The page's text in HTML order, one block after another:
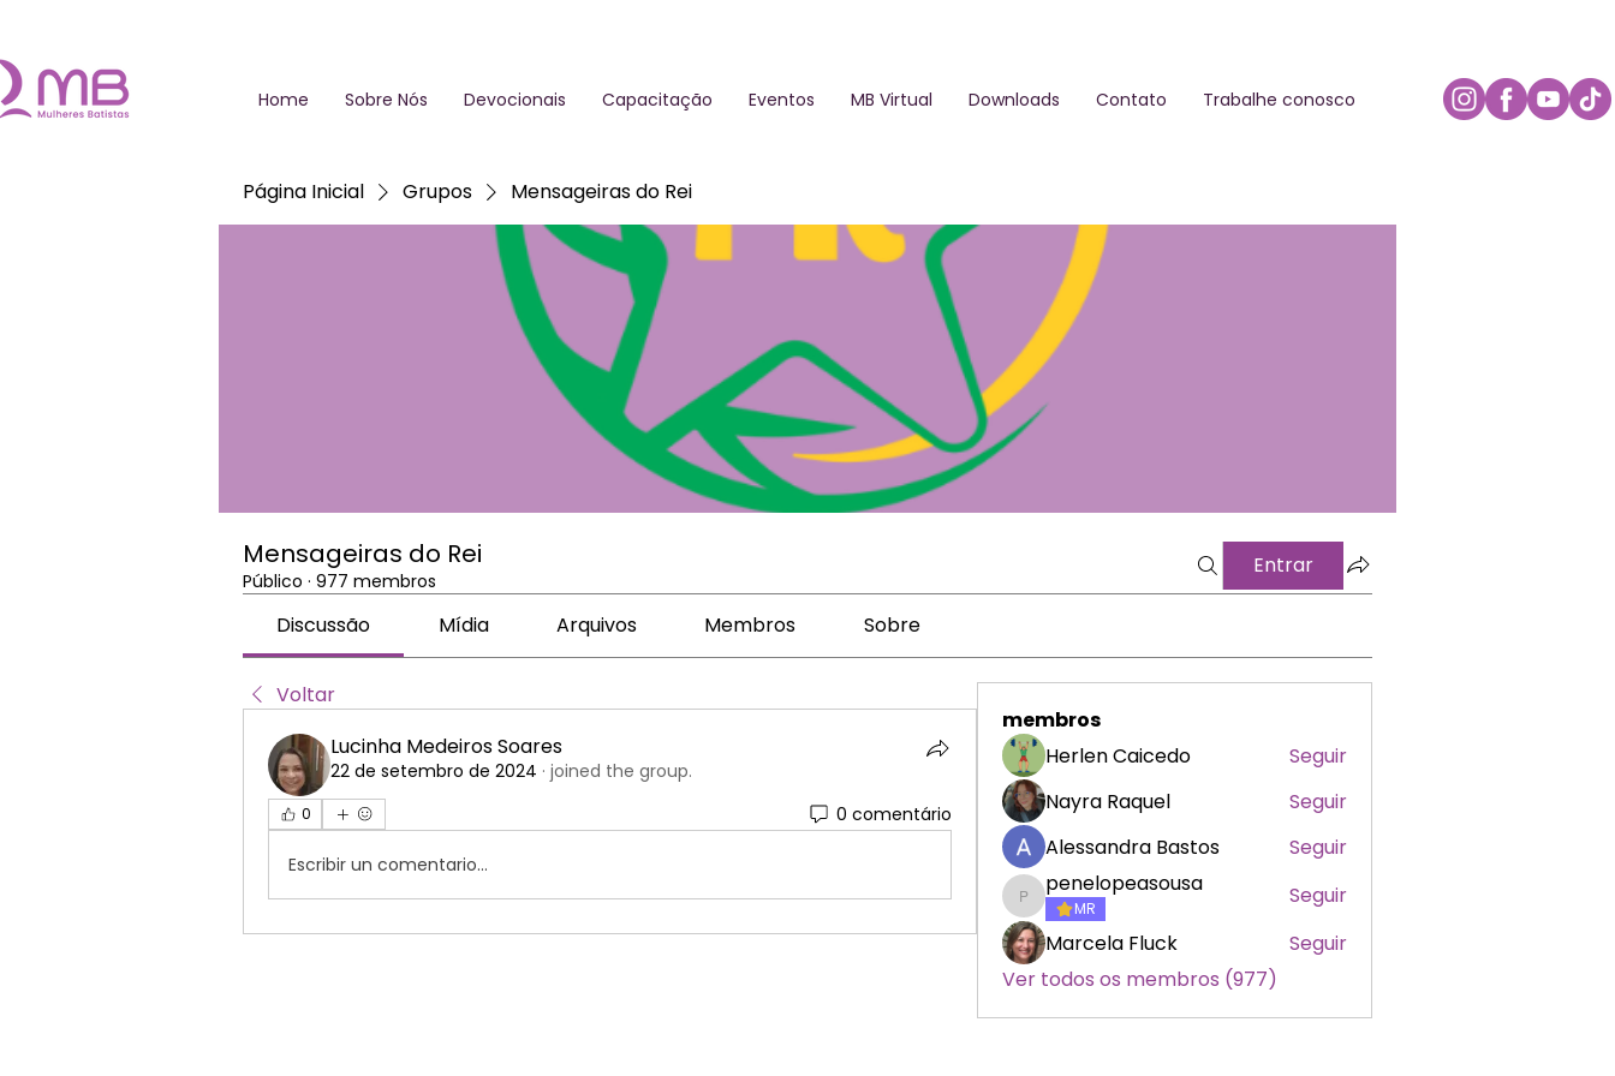
Home Sobre Nós Devocionais Capacitação Eventos MB Virtual Downloads Contato Trabalhe conosco
Página Inicial Grupos Mensageiras do Rei
Mensageiras do Rei
Público · 977 membros
Entrar
Discussão Mídia Arquivos Membros Sobre
Voltar
Lucinha Medeiros Soares
22 de setembro de 2024 · joined the group.
0 0 comentário
Escribir un comentario...
membros
Herlen Caicedo
Seguir
Nayra Raquel
Seguir
Alessandra Bastos
Seguir
penelopeasousa
penelopeasousa
MR
Seguir
Marcela Fluck
Seguir
Ver todos os membros (977)